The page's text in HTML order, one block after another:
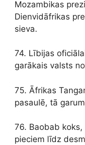
Mozambikas
Dienvidāfrikas
sieva.
74. Lībijas
garākais valsts
75. Āfrikas
pasaulē, tā
76. Baobab
pieciem līdz